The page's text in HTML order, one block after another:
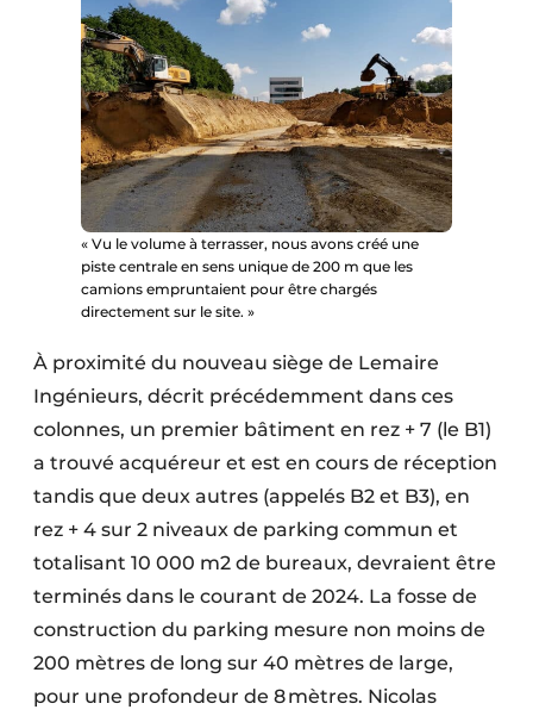
Rénovation
Sécurité incendie
Software
Techniques ferroviaires
Travaux ferroviaires
« Vu le volume à terrasser, nous avons créé une
piste centrale en sens unique de 200 m que les
camions empruntaient pour être chargés
directement sur le site. »
À proximité du nouveau siège de Lemaire
Ingénieurs, décrit précédemment dans ces
colonnes, un premier bâtiment en rez + 7 (le B1)
a trouvé acquéreur et est en cours de réception
tandis que deux autres (appelés B2 et B3), en
rez + 4 sur 2 niveaux de parking commun et
totalisant 10 000 m2 de bureaux, devraient être
terminés dans le courant de 2024. La fosse de
construction du parking mesure non moins de
200 mètres de long sur 40 mètres de large,
pour une profondeur de 8 mètres. Nicolas